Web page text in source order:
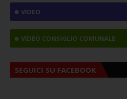
VIDEO
VIDEO CONSIGLIO COMUNALE
SEGUICI SU FACEBOOK